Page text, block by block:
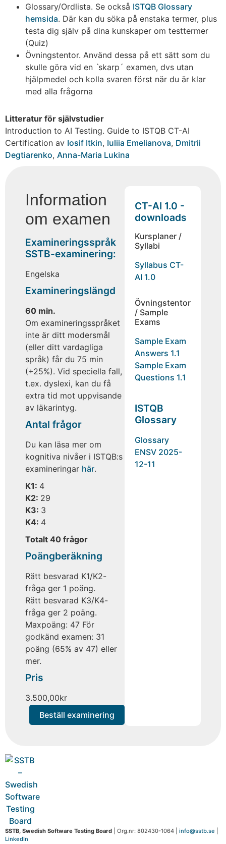
Glossary/Ordlista. Se också ISTQB Glossary
hemsida. Där kan du söka på enstaka termer, plus
testa dig själv på dina kunskaper om testtermer
(Quiz)
Övningstentor. Använd dessa på ett sätt som du
skulle göra vid en ˋskarp´ examen, dvs utan
hjälpmedel och kolla svaren först när du är klar
med alla frågorna
Litteratur för självstudier
Introduction to AI Testing. Guide to ISTQB CT-AI
Certification av Iosif Itkin, Iuliia Emelianova, Dmitrii
Degtiarenko, Anna-Maria Lukina
Information
om examen
Examineringsspråk
SSTB-examinering:
Engelska
Examineringslängd
60 min.
Om examineringsspråket
inte är ditt modersmål
(eller ditt vardagliga
språk) får du 75 min
(+25%). Vid speciella fall,
t.ex. dyslexi, kan du få
extra tid mot uppvisande
av läkarintyg.
Antal frågor
Du kan läsa mer om
kognitiva nivåer i ISTQB:s
examineringar här.
K1: 4
K2: 29
K3: 3
K4: 4
Totalt 40 frågor
Poängberäkning
Rätt besvarad K1/K2-
fråga ger 1 poäng.
Rätt besvarad K3/K4-
fråga ger 2 poäng.
Maxpoäng: 47 För
godkänd examen: 31
poäng (65% av 47) eller
mer.
Pris
3.500,00kr
Beställ examinering
CT-AI 1.0 -
downloads
Kursplaner /
Syllabi
Syllabus CT-
AI 1.0
Övningstentor
/ Sample
Exams
Sample Exam
Answers 1.1
Sample Exam
Questions 1.1
ISTQB
Glossary
Glossary
ENSV 2025-
12-11
SSTB, Swedish Software Testing Board | Org.nr: 802430-1064 | info@sstb.se
LinkedIn